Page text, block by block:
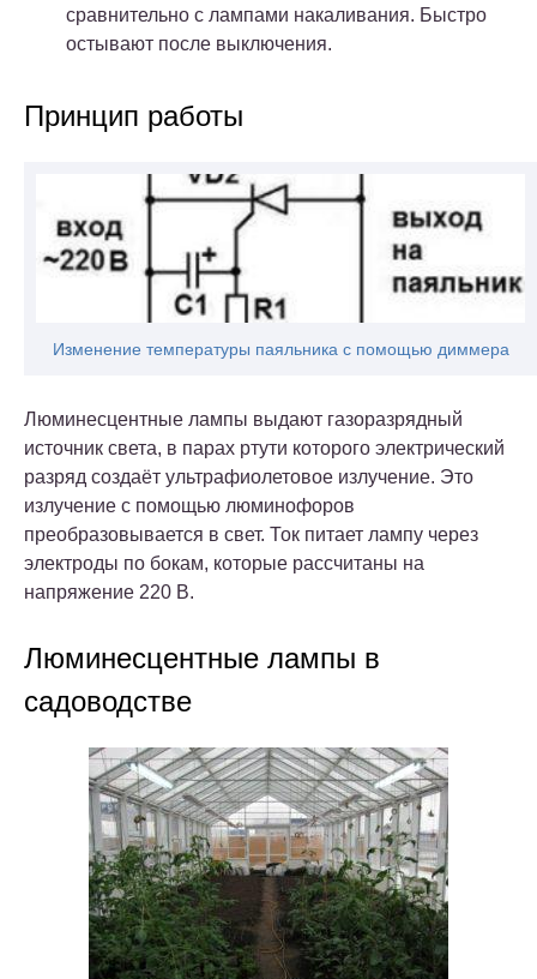
сравнительно с лампами накаливания. Быстро
остывают после выключения.
Принцип работы
Изменение температуры паяльника с помощью диммера
Люминесцентные лампы выдают газоразрядный
источник света, в парах ртути которого электрический
разряд создаёт ультрафиолетовое излучение. Это
излучение с помощью люминофоров
преобразовывается в свет. Ток питает лампу через
электроды по бокам, которые рассчитаны на
напряжение 220 В.
Люминесцентные лампы в
садоводстве